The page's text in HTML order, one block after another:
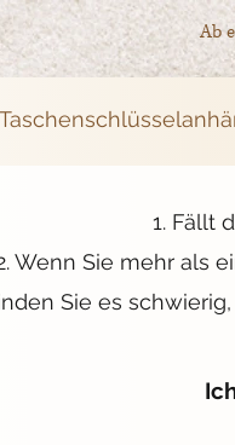
Ab
1. Fällt
Wenn Sie mehr als
Sie es